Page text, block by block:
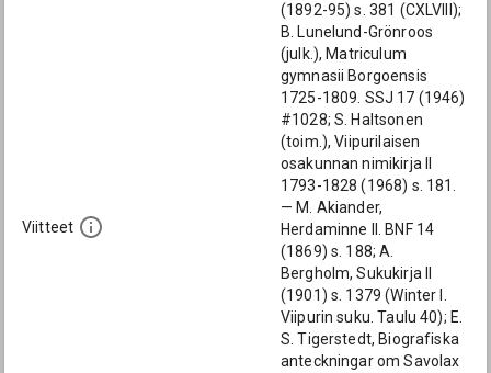
Viitteet
(1892-95) s. 381 (CXLVIII);
B. Lunelund-Grönroos
(julk.), Matriculum
gymnasii Borgoensis
1725-1809. SSJ 17 (1946)
#1028; S. Haltsonen
(toim.), Viipurilaisen
osakunnan nimikirja II
1793-1828 (1968) s. 181.
— M. Akiander,
Herdaminne II. BNF 14
(1869) s. 188; A.
Bergholm, Sukukirja II
(1901) s. 1379 (Winter I.
Viipurin suku. Taulu 40); E.
S. Tigerstedt, Biografiska
anteckningar om Savolax